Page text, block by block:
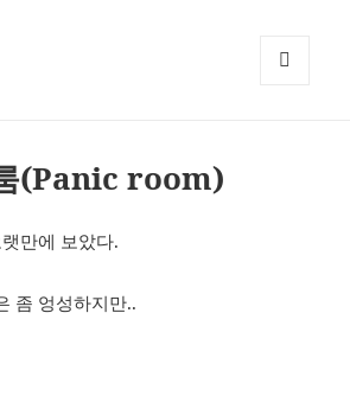
(Panic room)
만에 보았다.
좀 엉성하지만..